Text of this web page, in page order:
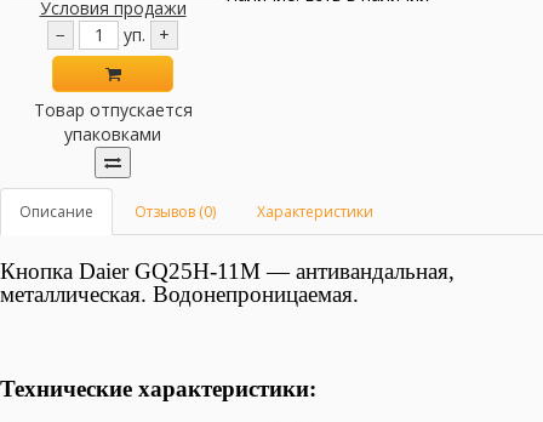
Условия продажи
−
уп. +
Товар отпускается
упаковками
Описание Отзывов (0) Характеристики
Кнопка Daier GQ25H-11M — антивандальная,
металлическая. Водонепроницаемая.
Технические характеристики: